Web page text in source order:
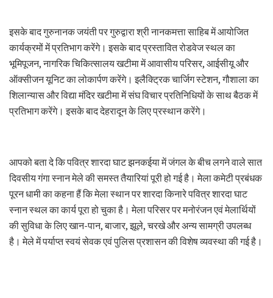
इसके बाद गुरुनानक जयंती पर गुरुद्वारा श्री नानकमत्ता साहिब में आयोजित
कार्यक्रमों में प्रतिभाग करेंगे। इसके बाद प्रस्तावित रोडवेज स्थल का
भूमिपूजन, नागरिक चिकित्सालय खटीमा में आवासीय परिसर, आईसीयू और
ऑक्सीजन यूनिट का लोकार्पण करेंगे। इलैक्ट्रिक चार्जिग स्टेशन, गौशाला का
शिलान्यास और विद्या मंदिर खटीमा में संघ विचार प्रतिनिधियों के साथ बैठक में
प्रतिभाग करेंगे। इसके बाद देहरादून के लिए प्रस्थान करेंगे।
आपको बता दे कि पवित्र शारदा घाट झनकईया में जंगल के बीच लगने वाले सात
दिवसीय गंगा स्नान मेले की समस्त तैयारियां पूरी हो गई है। मेला कमेटी प्रबंधक
पूरन धामी का कहना हैं कि मेला स्थान पर शारदा किनारे पवित्र शारदा घाट
स्नान स्थल का कार्य पूरा हो चुका है। मेला परिसर पर मनोरंजन एवं मेलार्थियों
की सुविधा के लिए खान-पान, बाजार, झूले, चरखे और अन्य सामग्री उपलब्ध
है। मेले में पर्याप्त स्वयं सेवक एवं पुलिस प्रशासन की विशेष व्यवस्था की गई है।